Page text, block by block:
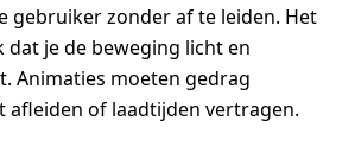
gebruiker zonder af te leiden. Het
je de beweging licht en
Animaties moeten gedrag
afleiden of laadtijden vertragen.